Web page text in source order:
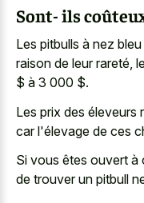
Sont- ils
Les pitbulls à nez
raison de leur rareté,
$ à 3 000 $.
Les prix des éleveurs
car l'élevage de ces
Si vous êtes ouvert à
de trouver un pitbull